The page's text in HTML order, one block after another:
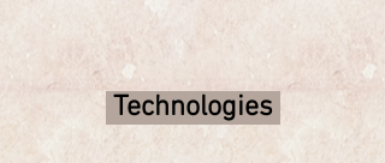
Technologies